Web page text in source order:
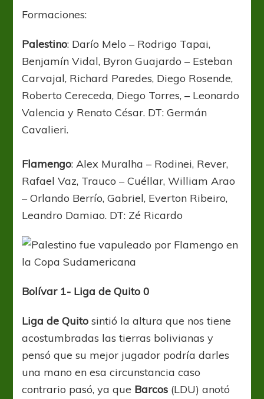
Formaciones:
Palestino: Darío Melo – Rodrigo Tapai,
Benjamín Vidal, Byron Guajardo – Esteban
Carvajal, Richard Paredes, Diego Rosende,
Roberto Cereceda, Diego Torres, – Leonardo
Valencia y Renato César. DT: Germán
Cavalieri.
Flamengo: Alex Muralha – Rodinei, Rever,
Rafael Vaz, Trauco – Cuéllar, William Arao
– Orlando Berrío, Gabriel, Everton Ribeiro,
Leandro Damiao. DT: Zé Ricardo
Bolívar1- Liga de Quito 0
Liga de Quito sintió la altura que nos tiene
acostumbradas las tierras bolivianas y
pensó que su mejor jugador podría darles
una mano en esa circunstancia caso
contrario pasó, ya que Barcos (LDU) anotó